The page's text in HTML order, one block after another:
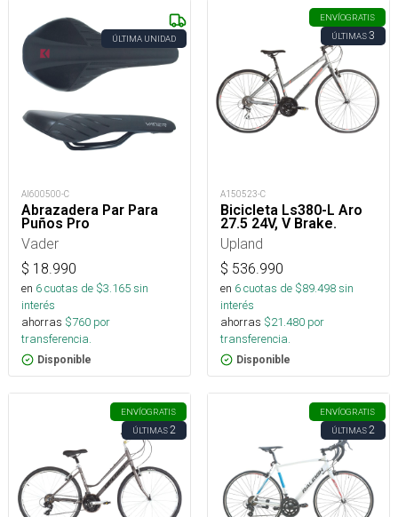
ÚLTIMA UNIDAD
AI600500-C
Abrazadera Par Para
Puños Pro
Vader
$ 18.990
en 6cuotas de $3.165sin
interés
ahorras $760 por
transferencia.
Disponible
ENVÍOGRATIS
ÚLTIMAS3
A150523-C
Bicicleta Ls380-L Aro
27.5 24V, V Brake.
Upland
$ 536.990
en 6cuotas de $89.498sin
interés
ahorras $21.480 por
transferencia.
Disponible
ENVÍOGRATIS
ÚLTIMAS2
ENVÍOGRATIS
ÚLTIMAS2